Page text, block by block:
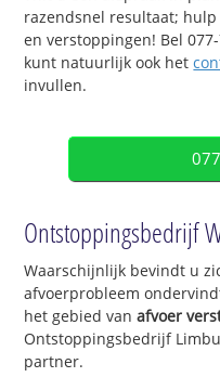
razendsnel resultaat;
en verstoppingen! Bel
kunt natuurlijk ook het
invullen.
Ontstoppingsbedrijf
Waarschijnlijk bevindt u
afvoerprobleem
het gebied vanafvoer
Ontstoppingsbedrijf
partner.